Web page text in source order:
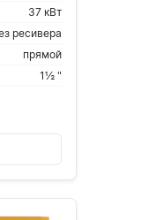
37 кВт
ресивера
прямой
1½ "